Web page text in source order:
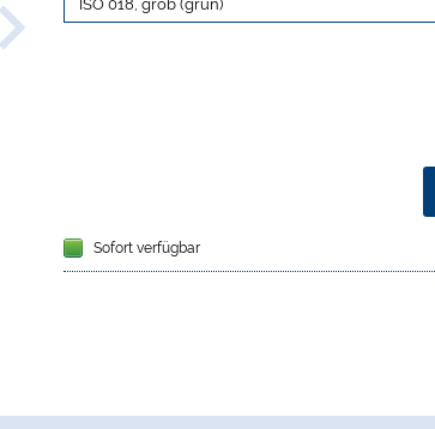
Sofort verfügbar